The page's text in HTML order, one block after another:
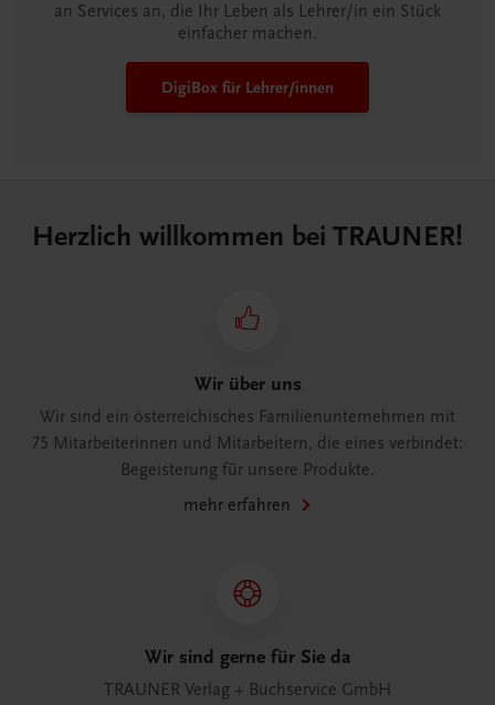
an Services an, die Ihr Leben als Lehrer/in ein Stück
einfacher machen.
DigiBox für Lehrer/innen
Herzlich willkommen bei TRAUNER!
Wir über uns
Wir sind ein österreichisches Familienunternehmen mit
75 Mitarbeiterinnen und Mitarbeitern, die eines verbindet:
Begeisterung für unsere Produkte.
mehr erfahren
Wir sind gerne für Sie da
TRAUNER Verlag + Buchservice GmbH